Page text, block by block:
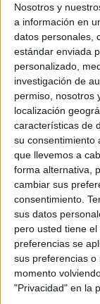
Nosotros y
a información en
datos personales,
estándar enviada
personalizado,
investigación de
permiso, nosotros
localización
características de
su consentimiento
que llevemos a
forma alternativa,
cambiar sus
consentimiento.
sus datos
pero usted tiene
preferencias se
sus preferencias
momento
"Privacidad" en la